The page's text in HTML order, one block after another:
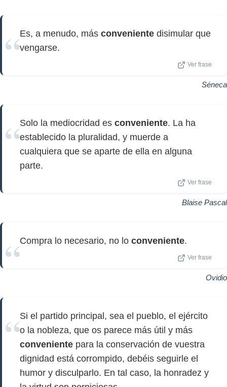
Es, a menudo, más conveniente disimular que
vengarse.
Ver frase
Séneca
Solo la mediocridad es conveniente. La ha
establecido la pluralidad, y muerde a
cualquiera que se aparte de ella en alguna
parte.
Ver frase
Blaise Pascal
Compra lo necesario, no lo conveniente.
Ver frase
Ovidio
Si el partido principal, sea el pueblo, el ejército
o la nobleza, que os parece más útil y más
conveniente para la conservación de vuestra
dignidad está corrompido, debéis seguirle el
humor y disculparlo. En tal caso, la honradez y